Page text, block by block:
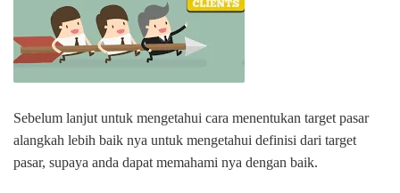
Sebelum lanjut untuk mengetahui cara menentukan target pasar
alangkah lebih baik nya untuk mengetahui definisi dari target
pasar, supaya anda dapat memahami nya dengan baik.